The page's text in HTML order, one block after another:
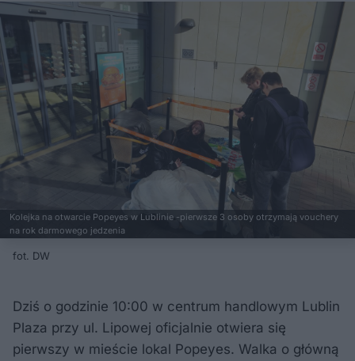
Kolejka na otwarcie Popeyes w Lublinie -pierwsze 3 osoby otrzymają vouchery
na rok darmowego jedzenia
fot. DW
Dziś o godzinie 10:00 w centrum handlowym Lublin
Plaza przy ul. Lipowej oficjalnie otwiera się
pierwszy w mieście lokal Popeyes. Walka o główną